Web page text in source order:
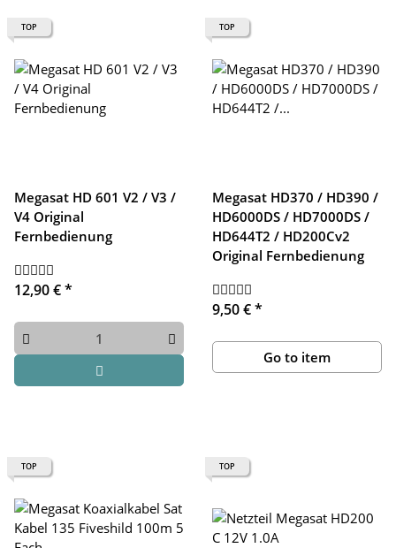
TOP
Megasat HD 601 V2 / V3 /
V4 Original
Fernbedienung
12,90 €*
TOP
Megasat HD370 / HD390 /
HD6000DS / HD7000DS /
HD644T2 / HD200Cv2
Original Fernbedienung
9,50 €*
Go to item
TOP TOP